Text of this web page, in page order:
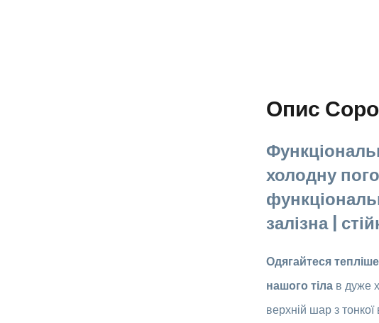
Опис
холодну
залізна |
Одягайтеся
нашого тіла в дуже
верхній шар з